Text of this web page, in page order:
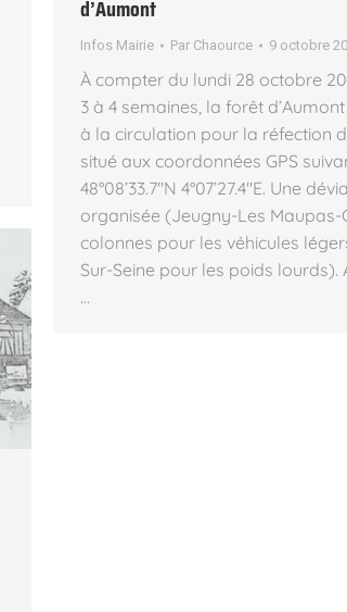
d’Aumont
Infos Mairie Par Chaource 9 octobre
À compter du lundi 28 octobre
3 à 4 semaines, la forêt
à la circulation pour la réfection
situé aux coordonnées GPS
48°08’33.7″N 4°07’27.4″E. Une
organisée (Jeugny-Les Maupas-
colonnes pour les véhicules
Sur-Seine pour les poids lourds).
…